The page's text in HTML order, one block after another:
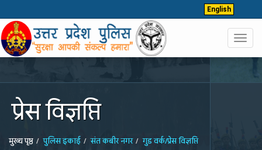
English
प्रेस विज्ञप्ति
मुख्य पृष्ठ पुलिस इकाई संत कबीर नगर गुड वर्क/प्रेस विज्ञप्ति